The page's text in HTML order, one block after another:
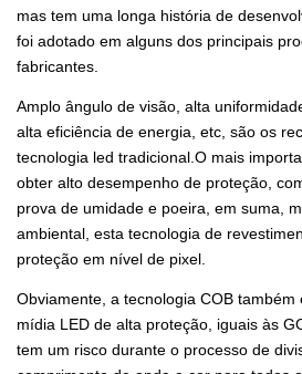
mas tem uma longa história de
foi adotado em alguns dos principais
fabricantes.
Amplo ângulo de visão, alta
alta eficiência de energia, etc, são os
tecnologia led tradicional.O mais
obter alto desempenho de proteção,
prova de umidade e poeira, em suma,
ambiental, esta tecnologia de
proteção em nível de pixel.
Obviamente, a tecnologia COB
mídia LED de alta proteção, iguais às
tem um risco durante o processo de